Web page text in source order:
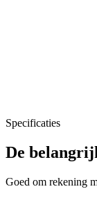
Specificaties
De
Goed om rekening